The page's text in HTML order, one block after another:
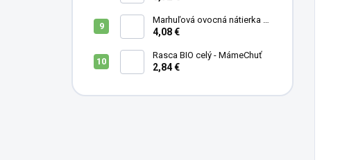
Marhuľová ovocná nátierka s
levanduľou, mandľami a
4,08 €
Rasca BIO celý - MámeChuť
2,84 €